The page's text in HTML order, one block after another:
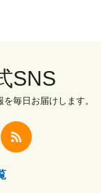
SNS
毎日お届けします。